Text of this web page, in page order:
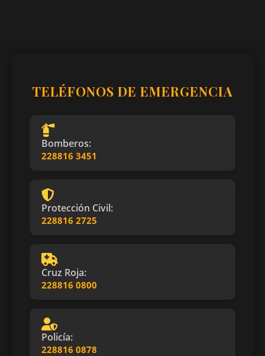
TELÉFONOS DE EMERGENCIA
Bomberos:
228816 3451
Protección Civil:
228816 2725
Cruz Roja:
228816 0800
Policía:
228816 0878